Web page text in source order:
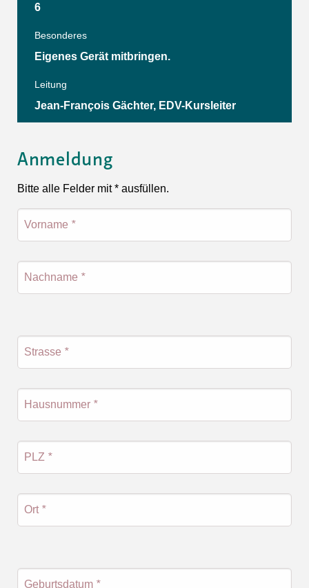
6
Besonderes
Eigenes Gerät mitbringen.
Leitung
Jean-François Gächter, EDV-Kursleiter
Anmeldung
Bitte alle Felder mit * ausfüllen.
Vorname *
Nachname *
Strasse *
Hausnummer *
PLZ *
Ort *
Geburtsdatum *